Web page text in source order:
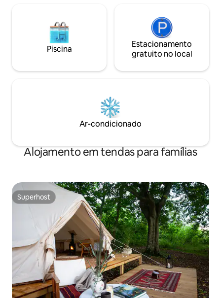
Piscina
Estacionamento
gratuito no local
Ar-condicionado
Alojamento em tendas para famílias
Superhost
Superhost